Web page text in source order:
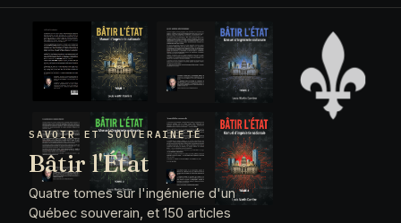
SAVOIR ET SOUVERAINETÉ
Bâtir l'État
Quatre tomes sur l'ingénierie d'un
Québec souverain, et 150 articles